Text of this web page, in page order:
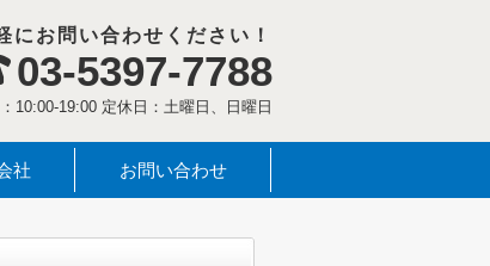
にお問い合わせください！
03-5397-7788
10:00-19:00 定休日：土曜日、日曜日
社 お問い合わせ